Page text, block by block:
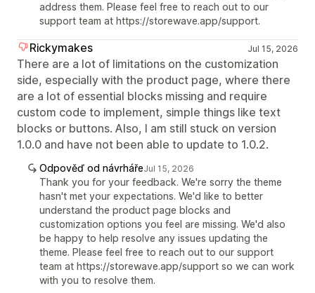
address them. Please feel free to reach out to our
support team at https://storewave.app/support.
Rickymakes Jul 15, 2026
There are a lot of limitations on the customization
side, especially with the product page, where there
are a lot of essential blocks missing and require
custom code to implement, simple things like text
blocks or buttons. Also, I am still stuck on version
1.0.0 and have not been able to update to 1.0.2.
Odpověď od návrhářeJul 15, 2026
Thank you for your feedback. We're sorry the theme
hasn't met your expectations. We'd like to better
understand the product page blocks and
customization options you feel are missing. We'd also
be happy to help resolve any issues updating the
theme. Please feel free to reach out to our support
team at https://storewave.app/support so we can work
with you to resolve them.